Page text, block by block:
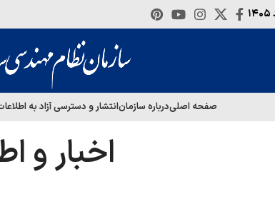
صفحه اصلیدرباره سازمانانتشار و دسترسی آزاد به
اخبار و